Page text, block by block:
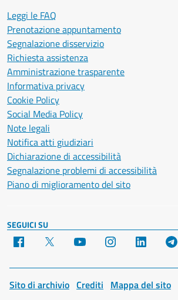
Leggi le FAQ
Prenotazione appuntamento
Segnalazione disservizio
Richiesta assistenza
Amministrazione trasparente
Informativa privacy
Cookie Policy
Social Media Policy
Note legali
Notifica atti giudiziari
Dichiarazione di accessibilità
Segnalazione problemi di accessibilità
Piano di miglioramento del sito
SEGUICI SU
Facebook YouTube Instagram LinkedIn
Sito di archivio Crediti Mappa del sito